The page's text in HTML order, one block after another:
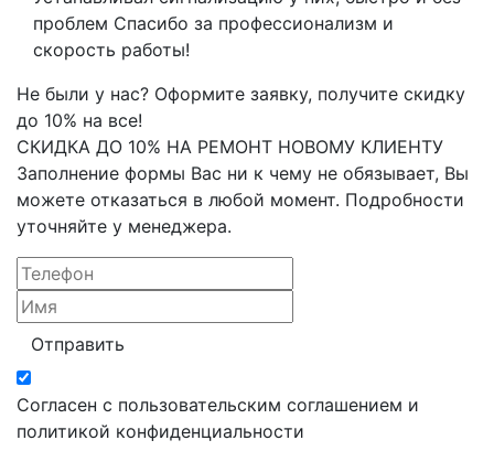
проблем Спасибо за профессионализм и
скорость работы!
Не были у нас? Оформите заявку, получите скидку
до 10% на все!
СКИДКА ДО 10% НА РЕМОНТ НОВОМУ КЛИЕНТУ
Заполнение формы Вас ни к чему не обязывает, Вы
можете отказаться в любой момент. Подробности
уточняйте у менеджера.
Отправить
Согласен с пользовательским соглашением и
политикой конфиденциальности